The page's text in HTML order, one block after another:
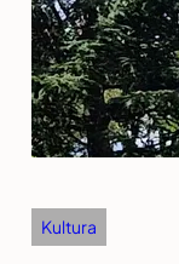
Kultura